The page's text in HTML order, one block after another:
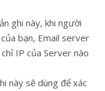
ghi này, khi người
bạn, Email server
IP của Server nào
này sẽ dùng để xác